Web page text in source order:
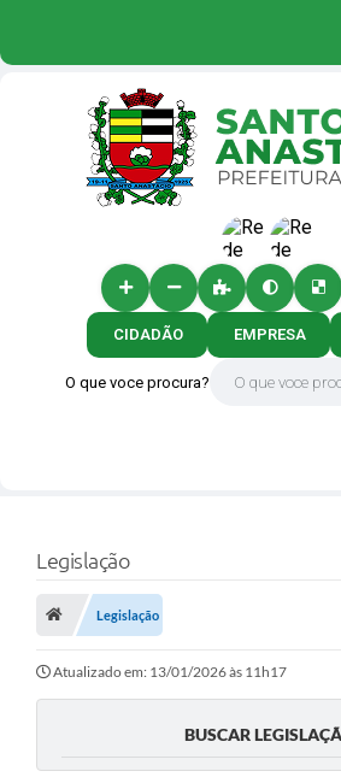
O que voce procura?
CIDADÃO EMPRESA
Legislação
Legislação
Atualizado em: 13/01/2026 às 11h17
BUSCAR